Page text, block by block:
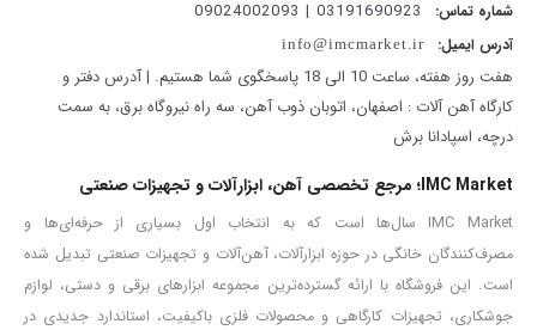
مورد استفاده در مشاغل نجاری صنعتی، صنعت بسته بندی، تولیدی
صنایع فلزی و غیره
قابل استفاده در الکترونیک برای ذوب‌ کرد‌ن لحیم پایه‌ برخی قطعات
مناسب برای استفاده در:
خشک کرد‌ن رنگ
داغ نمود‌ن لوله­‌های پلیکا
چسباند‌ن برچسب حرارتی
جدا نمود‌ن قطعات لحیم‌شده
شماره تماس: 03191690923 | 09024002093
آدرس ایمیل: info@imcmarket.ir
هفت روز هفته، ساعت 10 الی 18 پاسخگوی شما هستیم. | آدرس دفتر و
کارگاه آهن آلات : اصفهان، اتوبان ذوب آهن، سه راه نیروگاه برق، به سمت
درچه، اسپادانا برش
IMC Market؛ مرجع تخصصی آهن، ابزارآلات و تجهیزات صنعتی
IMC Market سال‌ها است که به انتخاب اول بسیاری از حرفه‌ای‌ها و
مصرف‌کنندگان خانگی در حوزه ابزارآلات، آهن‌آلات و تجهیزات صنعتی تبدیل شده
است. این فروشگاه با ارائه گسترده‌ترین مجموعه ابزارهای برقی و دستی، لوازم
جوشکاری، تجهیزات کارگاهی و محصولات فلزی باکیفیت، استاندارد جدیدی در